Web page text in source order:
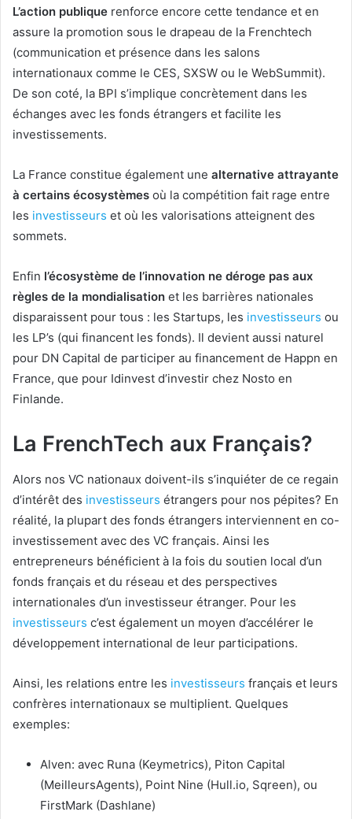
L’action publique renforce encore cette tendance et en
assure la promotion sous le drapeau de la Frenchtech
(communication et présence dans les salons
internationaux comme le CES, SXSW ou le WebSummit).
De son coté, la BPI s’implique concrètement dans les
échanges avec les fonds étrangers et facilite les
investissements.
La France constitue également une alternative attrayante
à certains écosystèmes où la compétition fait rage entre
les investisseurs et où les valorisations atteignent des
sommets.
Enfin l’écosystème de l’innovation ne déroge pas aux
règles de la mondialisation et les barrières nationales
disparaissent pour tous : les Startups, les investisseurs ou
les LP’s (qui financent les fonds). Il devient aussi naturel
pour DN Capital de participer au financement de Happn en
France, que pour Idinvest d’investir chez Nosto en
Finlande.
La FrenchTech aux Français?
Alors nos VC nationaux doivent-ils s’inquiéter de ce regain
d’intérêt des investisseurs étrangers pour nos pépites? En
réalité, la plupart des fonds étrangers interviennent en co-
investissement avec des VC français. Ainsi les
entrepreneurs bénéficient à la fois du soutien local d’un
fonds français et du réseau et des perspectives
internationales d’un investisseur étranger. Pour les
investisseurs c’est également un moyen d’accélérer le
développement international de leur participations.
Ainsi, les relations entre les investisseurs français et leurs
confrères internationaux se multiplient. Quelques
exemples:
Alven: avec Runa (Keymetrics), Piton Capital
(MeilleursAgents), Point Nine (Hull.io, Sqreen), ou
FirstMark (Dashlane)